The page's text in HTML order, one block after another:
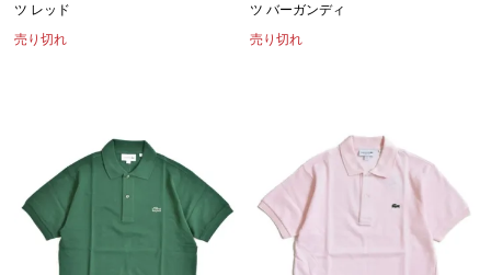
ツ レッド
売り切れ
ツ バーガンディ
売り切れ